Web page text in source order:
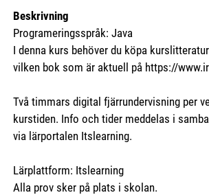
Beskrivning
Programeringsspråk: Java
I denna kurs behöver du köpa
vilken bok som är aktuell på https://
Två timmars digital fjärrundervisning per
kurstiden. Info och tider meddelas i
via lärportalen Itslearning.
Lärplattform: Itslearning
Alla prov sker på plats i skolan.